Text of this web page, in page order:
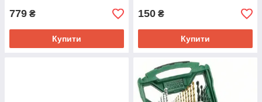
779 ₴
Купити
150 ₴
Купити